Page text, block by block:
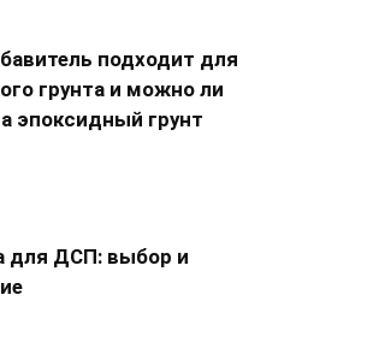
подходит для
грунта и можно ли
эпоксидный грунт
для ДСП: выбор и